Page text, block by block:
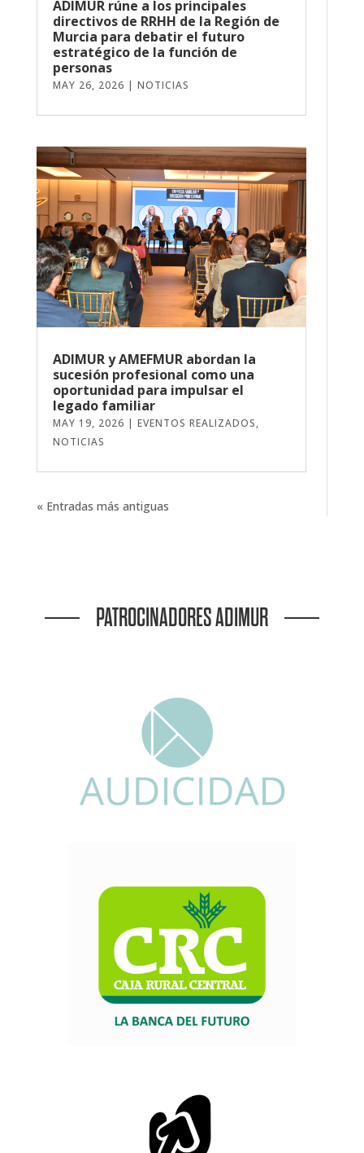
ADIMUR rúne a los principales
directivos de RRHH de la Región de
Murcia para debatir el futuro
estratégico de la función de
personas
MAY 26, 2026 | NOTICIAS
ADIMUR y AMEFMUR abordan la
sucesión profesional como una
oportunidad para impulsar el
legado familiar
MAY 19, 2026 | EVENTOS REALIZADOS,
NOTICIAS
« Entradas más antiguas
PATROCINADORES ADIMUR